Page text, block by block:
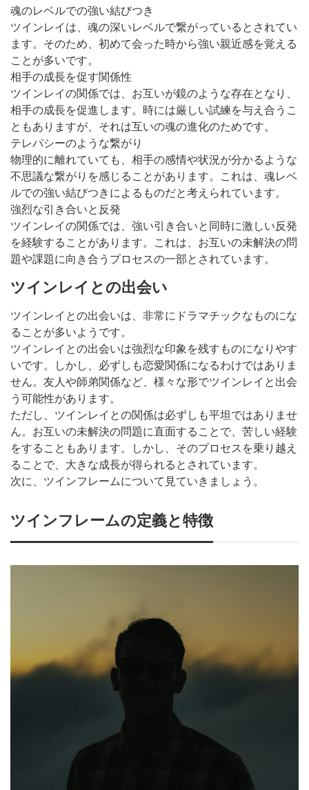
魂のレベルでの強い結びつき
ツインレイは、魂の深いレベルで繋がっているとされてい
ます。そのため、初めて会った時から強い親近感を覚える
ことが多いです。
相手の成長を促す関係性
ツインレイの関係では、お互いが鏡のような存在となり、
相手の成長を促進します。時には厳しい試練を与え合うこ
ともありますが、それは互いの魂の進化のためです。
テレパシーのような繋がり
物理的に離れていても、相手の感情や状況が分かるような
不思議な繋がりを感じることがあります。これは、魂レベ
ルでの強い結びつきによるものだと考えられています。
強烈な引き合いと反発
ツインレイの関係では、強い引き合いと同時に激しい反発
を経験することがあります。これは、お互いの未解決の問
題や課題に向き合うプロセスの一部とされています。
ツインレイとの出会い
ツインレイとの出会いは、非常にドラマチックなものにな
ることが多いようです。
ツインレイとの出会いは強烈な印象を残すものになりやす
いです。しかし、必ずしも恋愛関係になるわけではありま
せん。友人や師弟関係など、様々な形でツインレイと出会
う可能性があります。
ただし、ツインレイとの関係は必ずしも平坦ではありませ
ん。お互いの未解決の問題に直面することで、苦しい経験
をすることもあります。しかし、そのプロセスを乗り越え
ることで、大きな成長が得られるとされています。
次に、ツインフレームについて見ていきましょう。
ツインフレームの定義と特徴